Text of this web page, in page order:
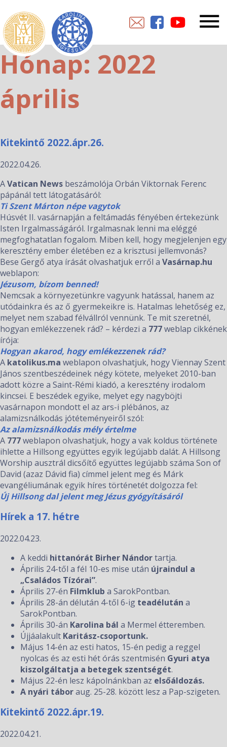
Hónap: 2022
április
Kitekintő 2022.ápr.26.
2022.04.26.
AVatican News beszámolója Orbán Viktornak Ferenc
pápánál tett látogatásáról:
Ti Szent Márton népe vagytok
Húsvét II. vasárnapján a feltámadás fényében értekezünk
Isten Irgalmasságáról. Irgalmasnak lenni ma eléggé
megfoghatatlan fogalom. Miben kell, hogy megjelenjen egy
keresztény ember életében ez a krisztusi jellemvonás?
Bese Gergő atya írását olvashatjuk erről a Vasárnap.hu
weblapon:
Jézusom, bízom benned!
Nemcsak a környezetünkre vagyunk hatással, hanem az
utódainkra és az ő gyermekeikre is. Hatalmas lehetőség ez,
melyet nem szabad félvállról vennünk. Te mit szeretnél,
hogyan emlékezzenek rád? – kérdezi a 777weblap cikkének
írója:
Hogyan akarod, hogy emlékezzenek rád?
A katolikus.ma weblapon olvashatjuk, hogy Viennay Szent
János szentbeszédeinek négy kötete, melyeket 2010-ban
adott közre a Saint-Rémi kiadó, a keresztény irodalom
kincsei. E beszédek egyike, melyet egy nagyböjti
vasárnapon mondott el az ars-i plébános, az
alamizsnálkodás jótéteményeiről szól:
Az alamizsnálkodás mély értelme
A 777weblapon olvashatjuk, hogy a vak koldus története
ihlette a Hillsong együttes egyik legújabb dalát. A Hillsong
Worship ausztrál dicsőítő együttes legújabb száma Son of
David (azaz Dávid fia) címmel jelent meg és Márk
evangéliumának egyik híres történetét dolgozza fel:
Új Hillsong dal jelent meg Jézus gyógyításáról
Hírek a 17. hétre
2022.04.23.
A keddi hittanórát Birher Nándortartja.
Április 24-től a fél 10-es mise után újraindul a
„Családos Tízórai”.
Április 27-én Filmklub a SarokPontban.
Április 28-án délután 4-től 6-ig teadélután a
SarokPontban.
Április 30-án Karolina bál a Mermel étteremben.
Újjáalakult Karitász-csoportunk.
Május 14-én az esti hatos, 15-én pedig a reggel
nyolcas és az esti hét órás szentmisén Gyuri atya
kiszolgáltatja a betegek szentségét.
Május 22-én lesz kápolnánkban az elsőáldozás.
A nyári táboraug. 25-28. között lesz a Pap-szigeten.
Kitekintő 2022.ápr.19.
2022.04.21.